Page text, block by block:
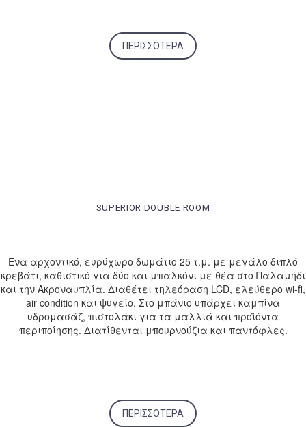
ΠΕΡΙΣΣΌΤΕΡΑ
SUPERIOR DOUBLE ROOM
Ένα αρχοντικό, ευρύχωρο δωμάτιο 25 τ.μ. με μεγάλο διπλό
κρεβάτι, καθιστικό για δύο και μπαλκόνι με θέα στο Παλαμήδι
και την Ακροναυπλία. Διαθέτει τηλεόραση LCD, ελεύθερο wi-fi,
air condition και ψυγείο. Στο μπάνιο υπάρχει καμπίνα
υδρομασάζ, πιστολάκι για τα μαλλιά και προϊόντα
περιποίησης. Διατίθενται μπουρνούζια και παντόφλες.
ΠΕΡΙΣΣΌΤΕΡΑ